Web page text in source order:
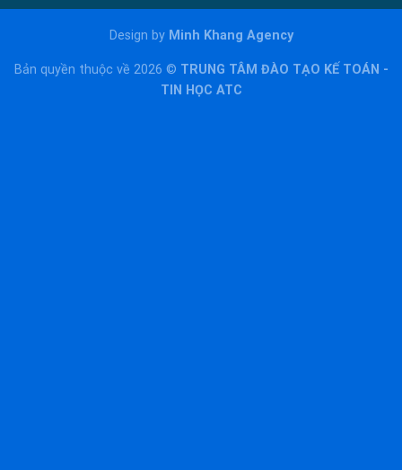
Design by Minh Khang Agency
Bản quyền thuộc về 2026 © TRUNG TÂM ĐÀO TẠO KẾ TOÁN -
TIN HỌC ATC